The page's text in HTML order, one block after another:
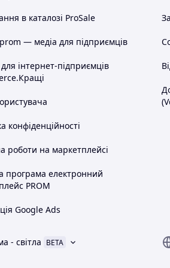
в каталозі ProSale
— медіа для підприємців
інтернет-підприємців
конфіденційності
роботи на маркетплейсі
програма електронний
PROM
Google Ads
- світла BETA